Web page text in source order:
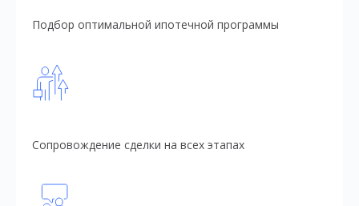
Подбор оптимальной ипотечной программы
Сопровождение сделки на всех этапах